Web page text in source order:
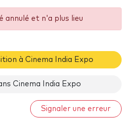
annulé et n'a plus lieu
à Cinema India Expo
Cinema India Expo
Signaler une erreur